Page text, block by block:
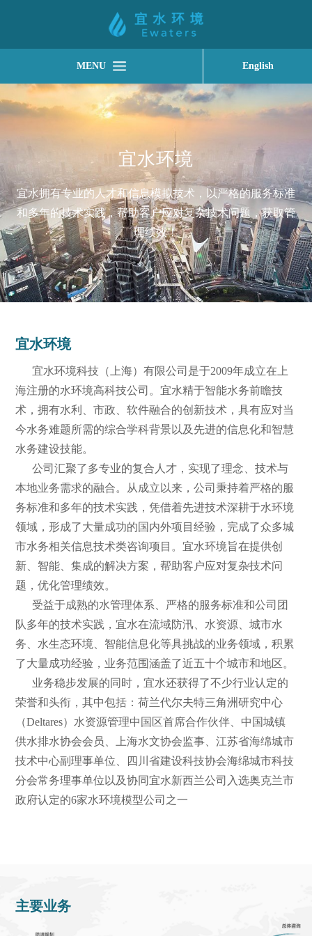
MENU English
宜水环境
宜水拥有专业的人才和信息模拟技术，以严格的服务标准
和多年的技术实践，帮助客户应对复杂技术问题，获取管
理绩效！
宜水环境
宜水环境科技（上海）有限公司是于2009年成立在上
海注册的水环境高科技公司。宜水精于智能水务前瞻技
术，拥有水利、市政、软件融合的创新技术，具有应对当
今水务难题所需的综合学科背景以及先进的信息化和智慧
水务建设技能。
公司汇聚了多专业的复合人才，实现了理念、技术与
本地业务需求的融合。从成立以来，公司秉持着严格的服
务标准和多年的技术实践，凭借着先进技术深耕于水环境
领域，形成了大量成功的国内外项目经验，完成了众多城
市水务相关信息技术类咨询项目。宜水环境旨在提供创
新、智能、集成的解决方案，帮助客户应对复杂技术问
题，优化管理绩效。
受益于成熟的水管理体系、严格的服务标准和公司团
队多年的技术实践，宜水在流域防汛、水资源、城市水
务、水生态环境、智能信息化等具挑战的业务领域，积累
了大量成功经验，业务范围涵盖了近五十个城市和地区。
业务稳步发展的同时，宜水还获得了不少行业认定的
荣誉和头衔，其中包括：荷兰代尔夫特三角洲研究中心
（Deltares）水资源管理中国区首席合作伙伴、中国城镇
供水排水协会会员、上海水文协会监事、江苏省海绵城市
技术中心副理事单位、四川省建设科技协会海绵城市科技
分会常务理事单位以及协同宜水新西兰公司入选奥克兰市
政府认定的6家水环境模型公司之一
主要业务